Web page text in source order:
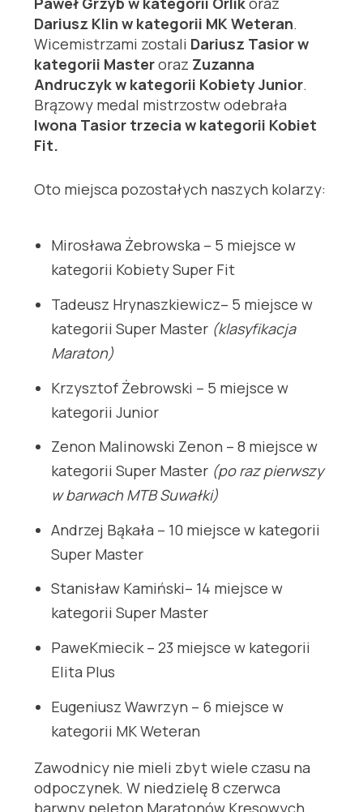
Dariusz Klin w kategorii MK Weteran.
Wicemistrzami zostali Dariusz Tasior w
kategorii Masteroraz Zuzanna
Andruczyk w kategorii Kobiety Junior.
Brązowy medal mistrzostw odebrała
Iwona Tasior trzecia w kategorii Kobiet
Fit.
Oto miejsca pozostałych naszych kolarzy:
Mirosława Żebrowska – 5 miejsce w
kategorii Kobiety Super Fit
Tadeusz Hrynaszkiewicz– 5 miejsce w
kategorii Super Master (klasyfikacja
Maraton)
Krzysztof Żebrowski – 5 miejsce w
kategorii Junior
Zenon Malinowski Zenon – 8 miejsce w
kategorii Super Master (po raz pierwszy
w barwach MTB Suwałki)
Andrzej Bąkała – 10 miejsce w kategorii
Super Master
Stanisław Kamiński– 14 miejsce w
kategorii Super Master
PaweKmiecik – 23 miejsce w kategorii
Elita Plus
Eugeniusz Wawrzyn – 6 miejsce w
kategorii MK Weteran
Zawodnicy nie mieli zbyt wiele czasu na
odpoczynek. W niedzielę 8 czerwca
barwny peleton Maratonów Kresowych